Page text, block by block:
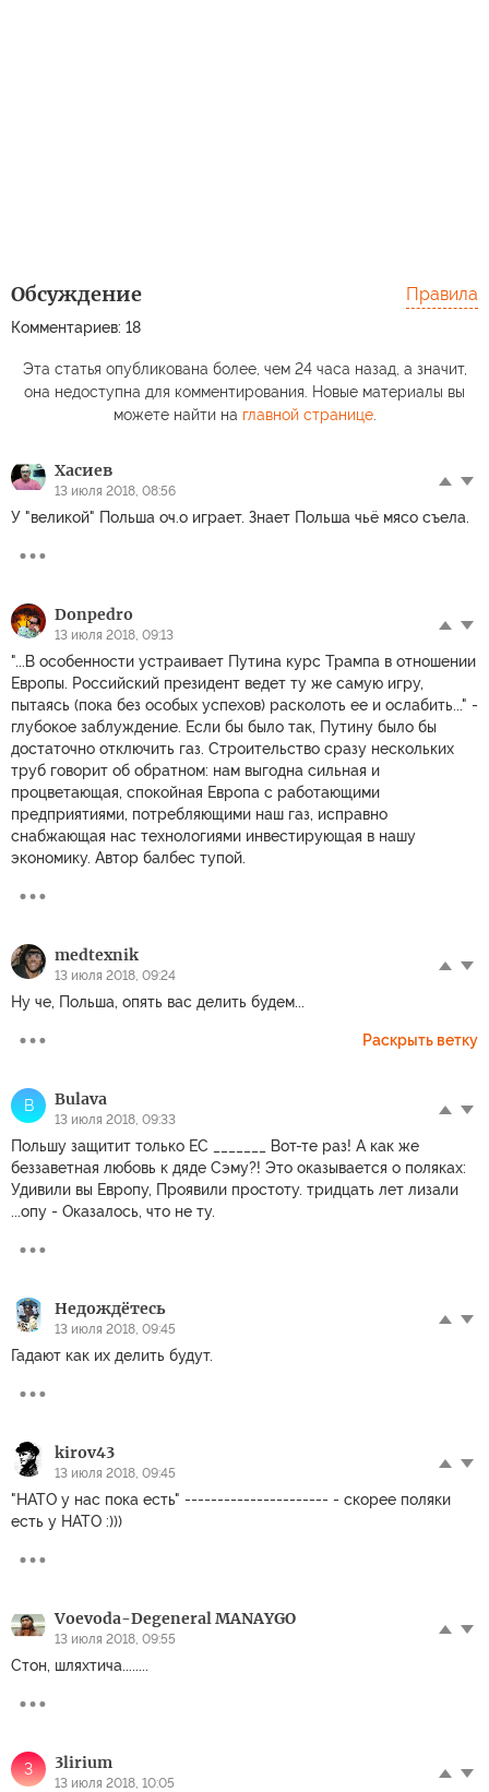
Обсуждение
Комментариев: 18
Правила
Эта статья опубликована более, чем 24 часа назад, а значит,
она недоступна для комментирования. Новые материалы вы
можете найти на главной странице.
Хасиев
13 июля 2018, 08:56
У "великой" Польша оч.о играет. Знает Польша чьё мясо съела.
Donpedro
13 июля 2018, 09:13
"...В особенности устраивает Путина курс Трампа в отношении
Европы. Российский президент ведет ту же самую игру,
пытаясь (пока без особых успехов) расколоть ее и ослабить..." -
глубокое заблуждение. Если бы было так, Путину было бы
достаточно отключить газ. Строительство сразу нескольких
труб говорит об обратном: нам выгодна сильная и
процветающая, спокойная Европа с работающими
предприятиями, потребляющими наш газ, исправно
снабжающая нас технологиями инвестирующая в нашу
экономику. Автор балбес тупой.
medtexnik
13 июля 2018, 09:24
Ну че, Польша, опять вас делить будем...
Раскрыть ветку
B Bulava
13 июля 2018, 09:33
Польшу защитит только ЕС _______ Вот-те раз! А как же
беззаветная любовь к дяде Сэму?! Это оказывается о поляках:
Удивили вы Европу, Проявили простоту. тридцать лет лизали
...опу - Оказалось, что не ту.
Недождётесь
13 июля 2018, 09:45
Гадают как их делить будут.
kirov43
13 июля 2018, 09:45
"НАТО у нас пока есть" ---------------------- - скорее поляки
есть у НАТО :)))
Voevoda-Degeneral MANAYGO
13 июля 2018, 09:55
Стон, шляхтича........
3 3lirium
13 июля 2018, 10:05